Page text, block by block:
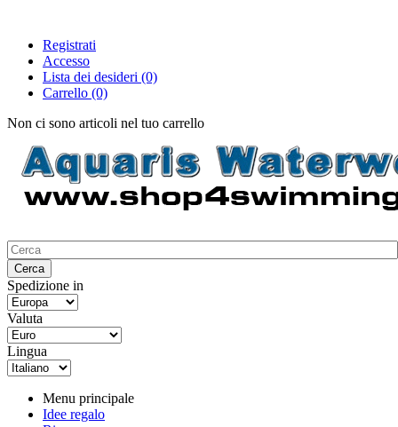
Registrati
Accesso
Lista dei desideri (0)
Carrello (0)
Non ci sono articoli nel tuo carrello
Spedizione in
Valuta
Lingua
Menu principale
Idee regalo